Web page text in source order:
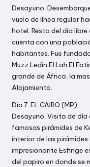
Desayuno.
vuelo de línea regular
hotel. Resto del día
cuenta con una
habitantes. Fue
Muzz Ledin El Lah El
grande de África, la
Alojamiento.
Día 7: EL CAIRO (MP)
Desayuno. Visita de día
famosas pirámides de
interior de las
impresionante Esfinge
del papiro en donde se